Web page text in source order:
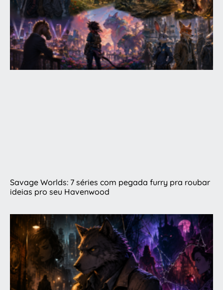
Savage Worlds: 7 séries com pegada furry pra roubar
ideias pro seu Havenwood